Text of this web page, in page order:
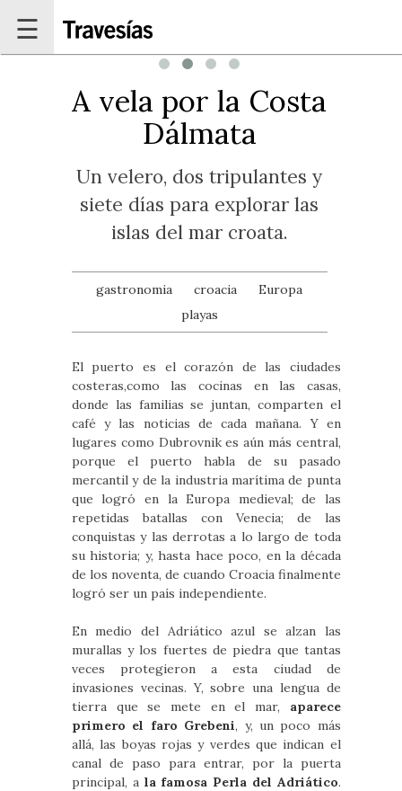
☰
A vela por la Costa
Dálmata
Un velero, dos tripulantes y
siete días para explorar las
islas del mar croata.
gastronomia croacia
Europa
playas
El puerto es el corazón de las ciudades
costeras,como las cocinas en las casas,
donde las familias se juntan, comparten el
café y las noticias de cada mañana. Y en
lugares como Dubrovnik es aún más central,
porque el puerto habla de su pasado
mercantil y de la industria marítima de punta
que logró en la Europa medieval; de las
repetidas batallas con Venecia; de las
conquistas y las derrotas a lo largo de toda
su historia; y, hasta hace poco, en la década
de los noventa, de cuando Croacia finalmente
logró ser un país independiente.
En medio del Adriático azul se alzan las
murallas y los fuertes de piedra que tantas
veces protegieron a esta ciudad de
invasiones vecinas. Y, sobre una lengua de
tierra que se mete en el mar, aparece
primero el faro Grebeni, y, un poco más
allá, las boyas rojas y verdes que indican el
canal de paso para entrar, por la puerta
principal, a la famosa Perla del Adriático.